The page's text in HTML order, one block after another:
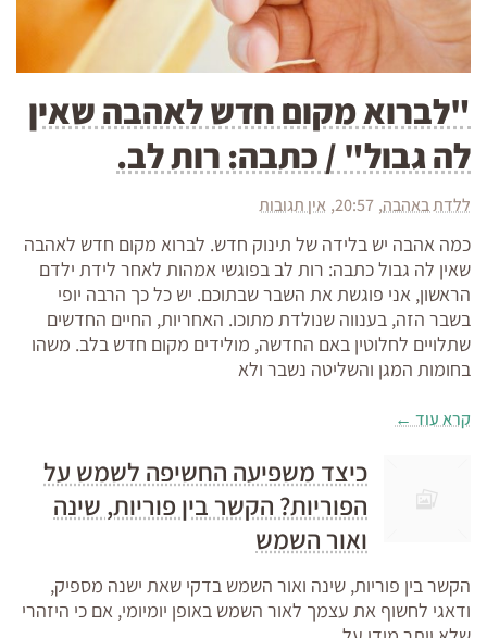
"לברוא מקום חדש לאהבה שאין
לה גבול" / כתבה: רות לב.
ללדת באהבה 20:57 אין תגובות
כמה אהבה יש בלידה של תינוק חדש. לברוא מקום חדש לאהבה
שאין לה גבול כתבה: רות לב בפוגשי אמהות לאחר לידת ילדם
הראשון, אני פוגשת את השבר שבתוכם. יש כל כך הרבה יופי
בשבר הזה, בענווה שנולדת מתוכו. האחריות, החיים החדשים
שתלויים לחלוטין באם החדשה, מולידים מקום חדש בלב. משהו
בחומות המגן והשליטה נשבר ולא
קרא עוד ←
כיצד משפיעה החשיפה לשמש על
הפוריות? הקשר בין פוריות, שינה
ואור השמש
הקשר בין פוריות, שינה ואור השמש בדקי שאת ישנה מספיק,
ודאגי לחשוף את עצמך לאור השמש באופן יומיומי, אם כי היזהרי